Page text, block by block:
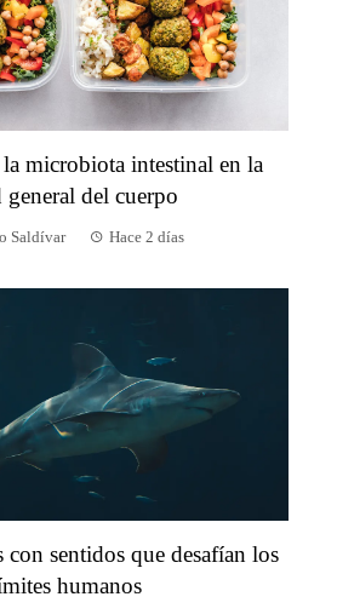
microbiota intestinal en la
general del cuerpo
Saldívar Hace 2 días
sentidos que desafían los
humanos